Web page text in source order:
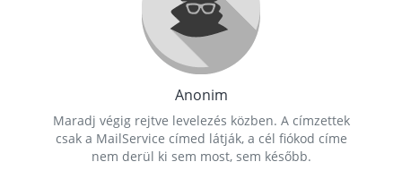
Anonim
Maradj végig rejtve levelezés közben. A címzettek
csak a MailService címed látják, a cél fiókod címe
nem derül ki sem most, sem később.